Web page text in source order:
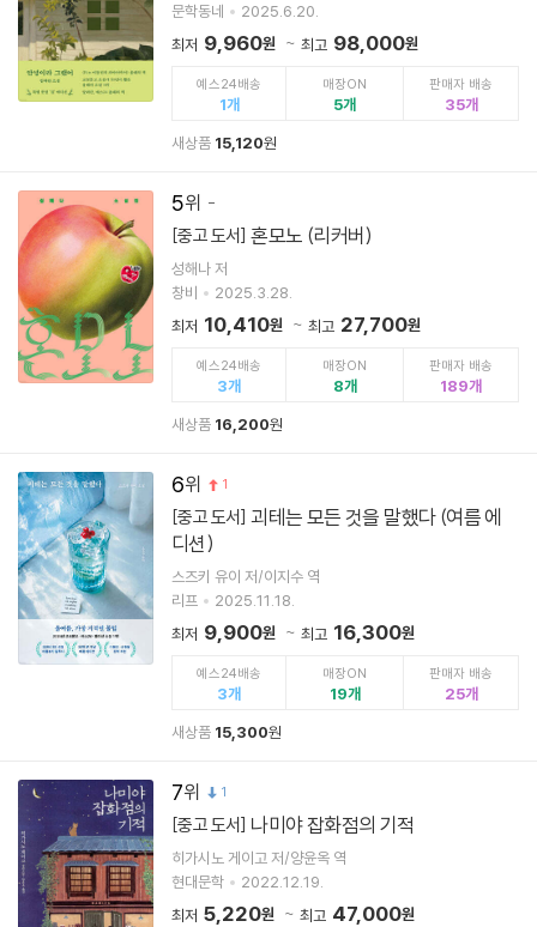
문학동네
2025.6.20.
최저 9,960원 최고 98,000원
예스24배송
1
매장ON
5
판매자 배송
35
새상품 15,120원
5
[중고 도서] 혼모노 (리커버)
성해나 저
창비
2025.3.28.
최저 10,410원 최고 27,700원
예스24배송
3
매장ON
8
판매자 배송
189
새상품 16,200원
6 1
[중고 도서] 괴테는 모든 것을 말했다 (여름 에
디션)
스즈키 유이 저/이지수 역
리프
2025.11.18.
최저 9,900원 최고 16,300원
예스24배송
3
매장ON
19
판매자 배송
25
새상품 15,300원
7 1
[중고 도서] 나미야 잡화점의 기적
히가시노 게이고 저/양윤옥 역
현대문학
2022.12.19.
최저 5,220원 최고 47,000원